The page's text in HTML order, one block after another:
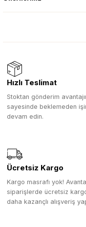
Hızlı Teslimat
Stoktan gönderim
sayesinde beklemeden
devam edin.
Ücretsiz Kargo
Kargo masrafı yok!
siparişlerde ücretsiz
daha kazançlı alışveriş